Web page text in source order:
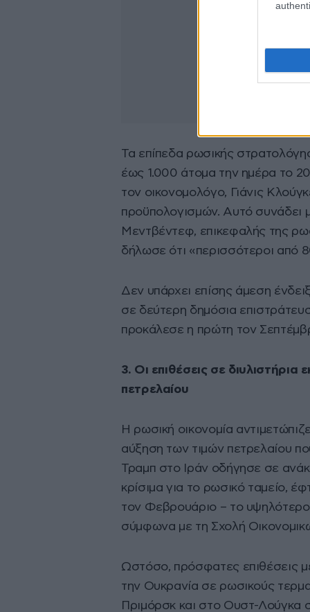
Τα επίπεδα ρωσικής
έως 1.000 άτομα την ημέρα το
τον οικονομολόγο, Γιάνις
προϋπολογισμών. Αυτό συνάδει
Μεντβέντεφ, επικεφαλής της
δήλωσε ότι «περισσότεροι από
Δεν υπάρχει επίσης άμεση
σε δεύτερη δημόσια
προκάλεσε η πρώτη τον
3. Οι επιθέσεις σε
πετρελαίου
Η ρωσική οικονομία
αύξηση των τιμών πετρελαίου
Τραμπ στο Ιράν οδήγησε σε
κρίσιμα για το ρωσικό ταμείο,
τον Φεβρουάριο – το
σύμφωνα με τη Σχολή
Ωστόσο, πρόσφατες επιθέσεις
την Ουκρανία σε ρωσικούς
Πριμόρσκ και στο Ουστ-Λούγκα